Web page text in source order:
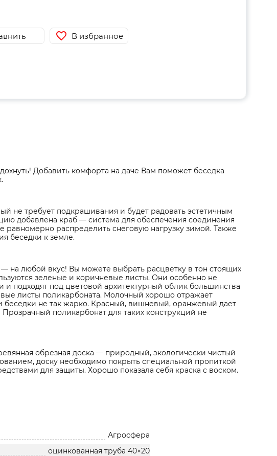
В избранное
Добавить комфорта на даче Вам поможет беседка
не требует подкрашивания и будет радовать эстетичным
добавлена краб — система для обеспечения соединения
равномерно распределить снеговую нагрузку зимой. Также
беседки к земле.
на любой вкус! Вы можете выбрать расцветку в тон стоящих
зеленые и коричневые листы. Они особенно не
подходят под цветовой архитектурный облик большинства
листы поликарбоната. Молочный хорошо отражает
беседки не так жарко. Красный, вишневый, оранжевый дает
поликарбонат для таких конструкций не
обрезная доска — природный, экологически чистый
доску необходимо покрыть специальной пропиткой
для защиты. Хорошо показала себя краска с воском.
Агросфера
оцинкованная труба 40×20